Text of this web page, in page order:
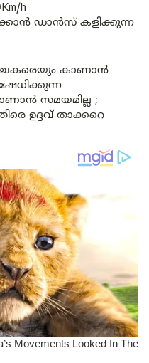
h
ഡാൻസ് കളിക്കുന്ന
കാണാൻ
സമയമില്ല ;
ഉദ്ദവ് താക്കറെ